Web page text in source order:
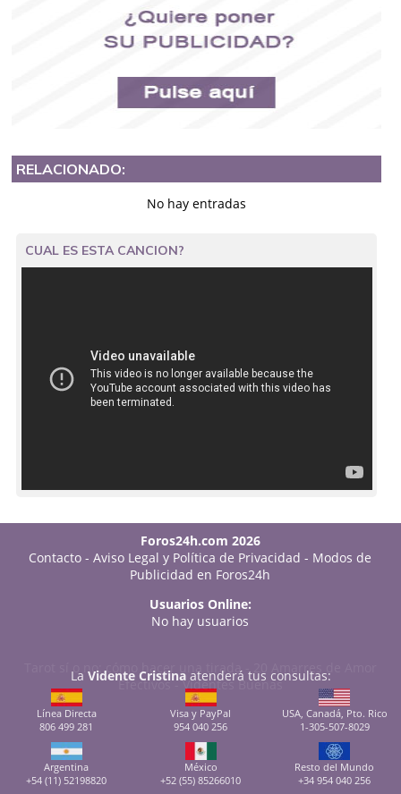
RELACIONADO:
No hay entradas
CUAL ES ESTA CANCION?
Foros24h.com 2026
Contacto -Aviso Legal y Política de Privacidad - Modos de
Publicidad en Foros24h
Usuarios Online:
No hay usuarios
Tarot sí o no: cómo hacer una tirada-
20 Amarres de Amor
Efectivos-Videntes Buenas
La Vidente Cristinaatenderá tus consultas:
Línea Directa
806 499 281
Visa y PayPal
954 040 256
USA, Canadá, Pto. Rico
1-305-507-8029
Argentina
+54 (11) 52198820
México
+52 (55) 85266010
Resto del Mundo
+34 954 040 256